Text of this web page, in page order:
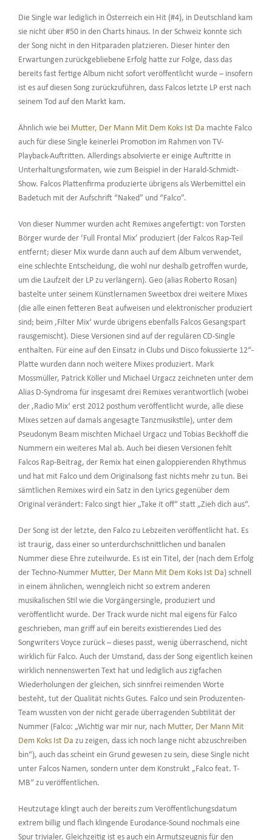
Die Single war lediglich in Österreich ein Hit (#4), in Deutschland kam
sie nicht über #50 in den Charts hinaus. In der Schweiz konnte sich
der Song nicht in den Hitparaden platzieren. Dieser hinter den
Erwartungen zurückgebliebene Erfolg hatte zur Folge, dass das
bereits fast fertige Album nicht sofort veröffentlicht wurde – insofern
ist es auf diesen Song zurückzuführen, dass Falcos letzte LP erst nach
seinem Tod auf den Markt kam.
Ähnlich wie bei Mutter, Der Mann Mit Dem Koks Ist Da machte Falco
auch für diese Single keinerlei Promotion im Rahmen von TV-
Playback-Auftritten. Allerdings absolvierte er einige Auftritte in
Unterhaltungsformaten, wie zum Beispiel in der Harald-Schmidt-
Show. Falcos Plattenfirma produzierte übrigens als Werbemittel ein
Badetuch mit der Aufschrift “Naked” und “Falco”.
Von dieser Nummer wurden acht Remixes angefertigt: von Torsten
Börger wurde der ‘Full Frontal Mix’ produziert (der Falcos Rap-Teil
entfernt; dieser Mix wurde dann auch auf dem Album verwendet,
eine schlechte Entscheidung, die wohl nur deshalb getroffen wurde,
um die Laufzeit der LP zu verlängern). Geo (alias Roberto Rosan)
bastelte unter seinem Künstlernamen Sweetbox drei weitere Mixes
(die alle einen fetteren Beat aufweisen und elektronischer produziert
sind; beim ‚Filter Mix‘ wurde übrigens ebenfalls Falcos Gesangspart
rausgemischt). Diese Versionen sind auf der regulären CD-Single
enthalten. Für eine auf den Einsatz in Clubs und Disco fokussierte 12“-
Platte wurden dann noch weitere Mixes produziert. Mark
Mossmüller, Patrick Köller und Michael Urgacz zeichneten unter dem
Alias D-Syndroma für insgesamt drei Remixes verantwortlich (wobei
der ‚Radio Mix‘ erst 2012 posthum veröffentlicht wurde, alle diese
Mixes setzen auf damals angesagte Tanzmusikstile), unter dem
Pseudonym Beam mischten Michael Urgacz und Tobias Beckhoff die
Nummern ein weiteres Mal ab. Auch bei diesen Versionen fehlt
Falcos Rap-Beitrag, der Remix hat einen galoppierenden Rhythmus
und hat mit Falco und dem Originalsong fast nichts mehr zu tun. Bei
sämtlichen Remixes wird ein Satz in den Lyrics gegenüber dem
Original verändert: Falco singt hier „Take it off“ statt „Zieh dich aus“.
Der Song ist der letzte, den Falco zu Lebzeiten veröffentlicht hat. Es
ist traurig, dass einer so unterdurchschnittlichen und banalen
Nummer diese Ehre zuteilwurde. Es ist ein Titel, der (nach dem Erfolg
der Techno-Nummer Mutter, Der Mann Mit Dem Koks Ist Da) schnell
in einem ähnlichen, wenngleich nicht so extrem anderen
musikalischen Stil wie die Vorgängersingle, produziert und
veröffentlicht wurde. Der Track wurde nicht mal eigens für Falco
geschrieben, man griff auf ein bereits existierendes Lied des
Songwriters Voyce zurück – dieses passt, wenig überraschend, nicht
wirklich für Falco. Auch der Umstand, dass der Song eigentlich keinen
wirklich nennenswerten Text hat und lediglich aus zigfachen
Wiederholungen der gleichen, sich sinnfrei reimenden Worte
besteht, tut der Qualität nichts Gutes. Falco und sein Produzenten-
Team wussten von der nicht gerade überragenden Subtilität der
Nummer (Falco: „Wichtig war mir nur, nach Mutter, Der Mann Mit
Dem Koks Ist Da zu zeigen, dass ich noch lange nicht abzuschreiben
bin“), auch das scheint ein Grund gewesen zu sein, diese Single nicht
unter Falcos Namen, sondern unter dem Konstrukt „Falco feat. T-
MB“ zu veröffentlichen.
Heutzutage klingt auch der bereits zum Veröffentlichungsdatum
extrem billig und flach klingende Eurodance-Sound nochmals eine
Spur trivialer. Gleichzeitig ist es auch ein Armutszeugnis für den